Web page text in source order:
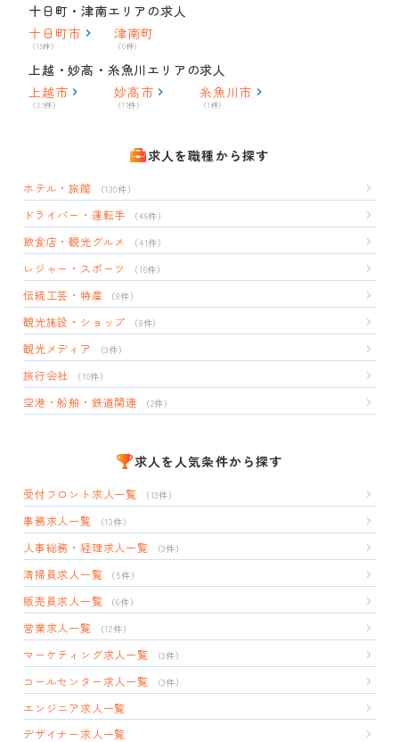
十日町・津南エリアの求人
十日町市
（15件）
津南町
（0件）
上越・妙高・糸魚川エリアの求人
上越市
（23件）
妙高市
（17件）
糸魚川市
（1件）
求人を職種から探す
ホテル・旅館 （130件）
ドライバー・運転手 （46件）
飲食店・観光グルメ （41件）
レジャー・スポーツ （16件）
伝統工芸・特産 （8件）
観光施設・ショップ （8件）
観光メディア （3件）
旅行会社 （10件）
空港・船舶・鉄道関連 （2件）
求人を人気条件から探す
受付フロント求人一覧 （13件）
事務求人一覧 （13件）
人事総務・経理求人一覧 （3件）
清掃員求人一覧 （5件）
販売員求人一覧 （6件）
営業求人一覧 （12件）
マーケティング求人一覧 （3件）
コールセンター求人一覧 （3件）
エンジニア求人一覧
デザイナー求人一覧